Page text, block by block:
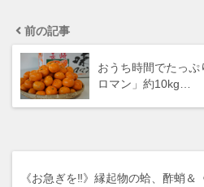
前の記事
おうち時間でたっぷ
ロマン」約10kg…
《お急ぎを‼》縁起物の蛤、酢蛸＆